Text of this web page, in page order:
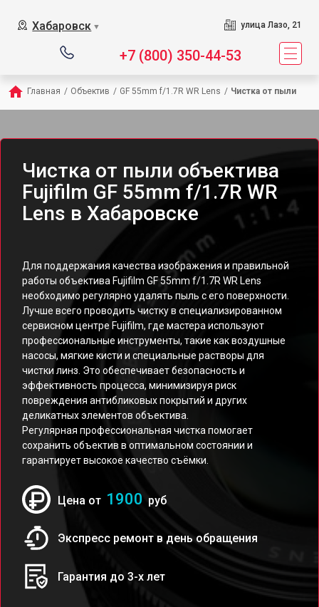
Хабаровск ▼ улица Лазо, 21
+7 (800) 350-44-53
Главная / Объектив / GF 55mm f/1.7R WR Lens / Чистка от пыли
Чистка от пыли объектива
Fujifilm GF 55mm f/1.7R WR
Lens в Хабаровске
Для поддержания качества изображения и правильной
работы объектива Fujifilm GF 55mm f/1.7R WR Lens
необходимо регулярно удалять пыль с его поверхности.
Лучше всего проводить чистку в специализированном
сервисном центре Fujifilm, где мастера используют
профессиональные инструменты, такие как воздушные
насосы, мягкие кисти и специальные растворы для
чистки линз. Это обеспечивает безопасность и
эффективность процесса, минимизируя риск
повреждения антибликовых покрытий и других
деликатных элементов объектива.
Регулярная профессиональная чистка помогает
сохранить объектив в оптимальном состоянии и
гарантирует высокое качество съёмки.
Цена от 1900 руб
Экспресс ремонт в день обращения
Гарантия до 3-х лет